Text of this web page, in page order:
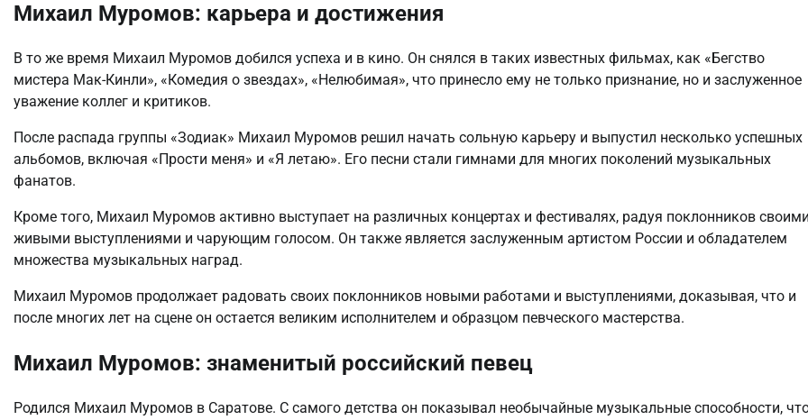
Михаил Муромов: карьера и достижения
В то же время Михаил Муромов добился успеха и в кино. Он снялся в таких известных фильмах, как «Бегство
мистера Мак-Кинли», «Комедия о звездах», «Нелюбимая», что принесло ему не только признание, но и заслуженное
уважение коллег и критиков.
После распада группы «Зодиак» Михаил Муромов решил начать сольную карьеру и выпустил несколько успешных
альбомов, включая «Прости меня» и «Я летаю». Его песни стали гимнами для многих поколений музыкальных
фанатов.
Кроме того, Михаил Муромов активно выступает на различных концертах и фестивалях, радуя поклонников
живыми выступлениями и чарующим голосом. Он также является заслуженным артистом России и обладателем
множества музыкальных наград.
Михаил Муромов продолжает радовать своих поклонников новыми работами и выступлениями, доказывая, что и
после многих лет на сцене он остается великим исполнителем и образцом певческого мастерства.
Михаил Муромов: знаменитый российский певец
Родился Михаил Муромов в Саратове. С самого детства он показывал необычайные музыкальные способности,